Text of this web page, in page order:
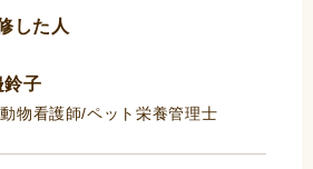
した人
鈴子
物看護師/ペット栄養管理士